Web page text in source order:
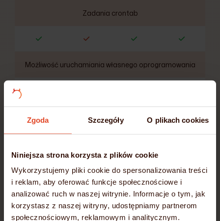
Zgoda Szczegóły O plikach cookies
Niniejsza strona korzysta z plików cookie
Wykorzystujemy pliki cookie do spersonalizowania treści
i reklam, aby oferować funkcje społecznościowe i
analizować ruch w naszej witrynie. Informacje o tym, jak
korzystasz z naszej witryny, udostępniamy partnerom
społecznościowym, reklamowym i analitycznym.
Zadania crontab
Możliwość uruchamiania własnego oprogramowania
Szybkie dyskiSSD/NVMe
Codzienne kopie zapasowe
Darmowe wsparcie techniczne